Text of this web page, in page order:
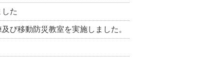
た
び移動防災教室を実施しました。